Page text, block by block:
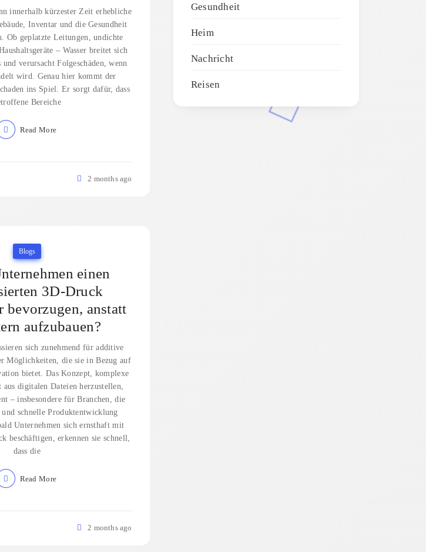
innerhalb kürzester Zeit erhebliche
Inventar und die Gesundheit
Ob geplatzte Leitungen, undichte
– Wasser breitet sich
verursacht Folgeschäden, wenn
wird. Genau hier kommt der
ins Spiel. Er sorgt dafür, dass
Bereiche
Read More
2 months ago
Blogs
einen
3D-Druck
bevorzugen, anstatt
aufzubauen?
sich zunehmend für additive
Möglichkeiten, die sie in Bezug auf
bietet. Das Konzept, komplexe
digitalen Dateien herzustellen,
– insbesondere für Branchen, die
schnelle Produktentwicklung
Unternehmen sich ernsthaft mit
beschäftigen, erkennen sie schnell,
dass die
Read More
2 months ago
Gesundheit
Heim
Nachricht
Reisen